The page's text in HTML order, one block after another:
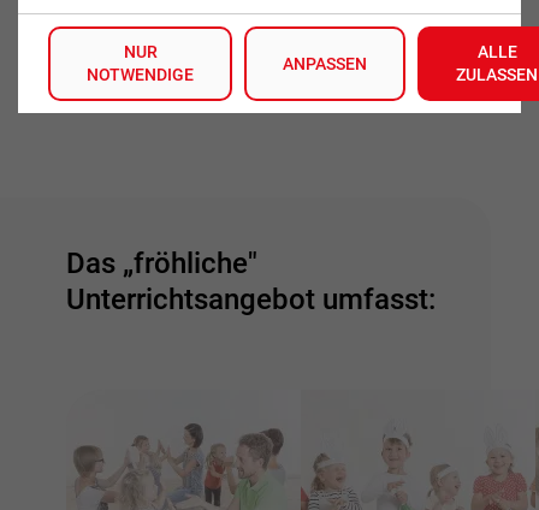
16909 Heiligengrabe
Tel.: 017641068334
Das „fröhliche"
Unterrichtsangebot umfasst:
NUR
NOTWENDIGE
ANPASSEN
ALLE
ZULASSEN